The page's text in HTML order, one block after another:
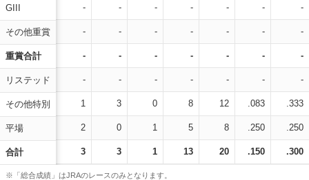
GIII
その他重賞
重賞合計
リステッド
その他特別
平場
合計
- - - - - - -
- - - - - - -
- - - - - - -
- - - - - - -
1 3 0 8 12 .083 .333
2 0 1 5 8 .250 .250
3 3 1 13 20 .150 .300
※「総合成績」はJRAのレースのみとなります。